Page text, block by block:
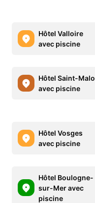
Hôtel Valloire
avec piscine
Hôtel Saint-Malo
avec piscine
Hôtel Vosges
avec piscine
Hôtel Boulogne-
sur-Mer avec
piscine